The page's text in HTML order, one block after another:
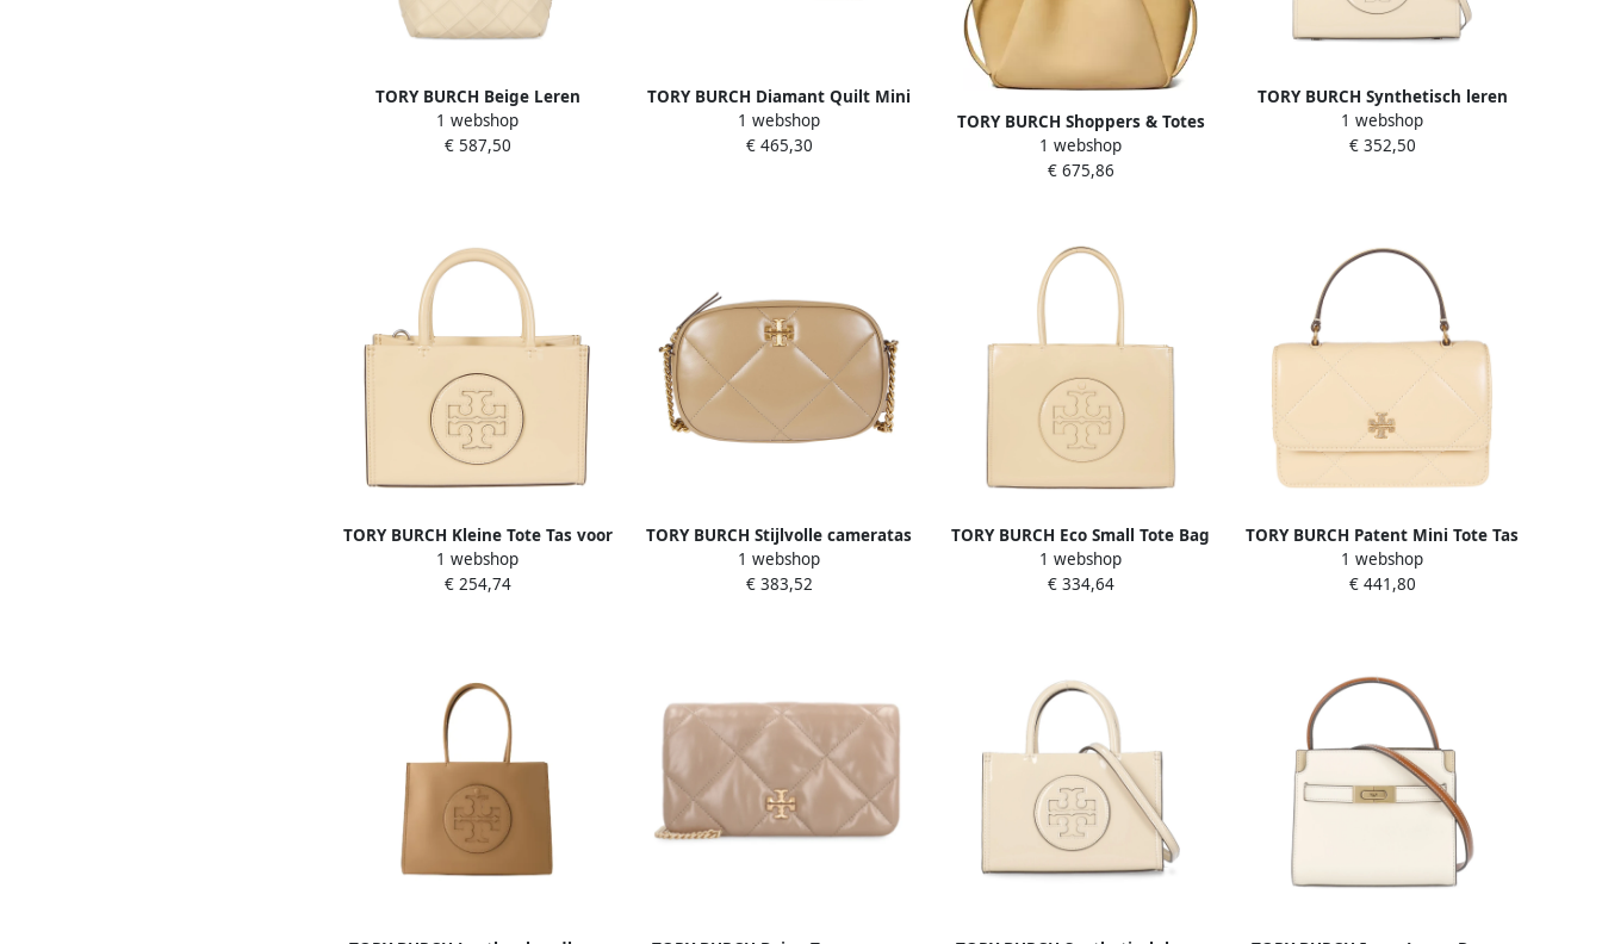
TORY BURCH Beige Leren
Schoudertas met Ketting Beige
Dames
1 webshop
€ 587,50
TORY BURCH Diamant Quilt Mini
Flap Tas Beige Dames
1 webshop
€ 465,30
TORY BURCH Shoppers & Totes
Romy Nubuck Tote in beige
1 webshop
€ 675,86
TORY BURCH Synthetisch leren
damestas met handvatten Beige
Dames
1 webshop
€ 352,50
TORY BURCH Kleine Tote Tas voor
Ella Beige Dames
1 webshop
€ 254,74
TORY BURCH Stijlvolle cameratas
voor fotografen Beige Dames
1 webshop
€ 383,52
TORY BURCH Eco Small Tote Bag
Beige Dames
1 webshop
€ 334,64
TORY BURCH Patent Mini Tote Tas
Beige Dames
1 webshop
€ 441,80